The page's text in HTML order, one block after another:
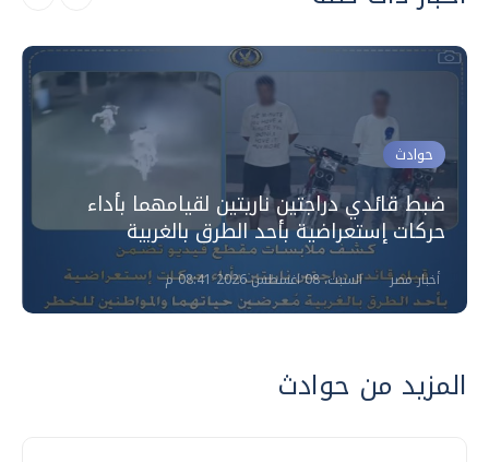
حوادث
ضبط قائدي دراجتين ناريتين لقيامهما بأداء
حركات إستعراضية بأحد الطرق بالغربية
أخبار مصر السبت، 08 اغسطس 2026 08:41 م
المزيد من حوادث